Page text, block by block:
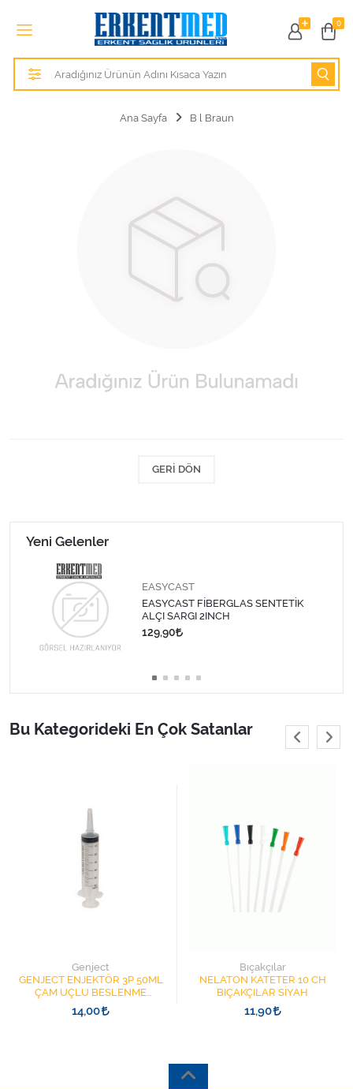
0
Tüm Kategoriler
Alezler
Sarf Malzemeleri
Sarf Malzemeleri
Ana Sayfa B l Braun
GERI DÖN
Yeni Gelenler
EASYCAST
EASYCAST FİBERGLAS SENTETİK
ALÇI SARGI 2INCH
129,90
Bu Kategorideki En Çok Satanlar
Genject
GENJECT ENJEKTÖR 3P 50ML
ÇAM UÇLU BESLENME
ŞIRINGASI 1852412 KATATER
UÇLU
14,00
Bıçakçılar
NELATON KATETER 10 CH
BIÇAKÇILAR SİYAH
11,90